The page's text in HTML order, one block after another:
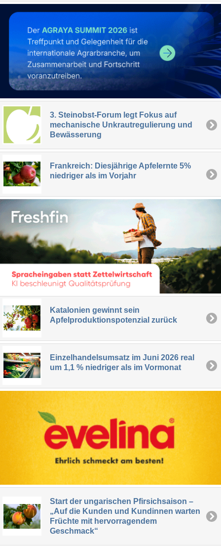
3. Steinobst-Forum legt Fokus auf
mechanische Unkrautregulierung und
Bewässerung
Frankreich: Diesjährige Apfelernte 5%
niedriger als im Vorjahr
Katalonien gewinnt sein
Apfelproduktionspotenzial zurück
Einzelhandelsumsatz im Juni 2026 real
um 1,1 % niedriger als im Vormonat
Start der ungarischen Pfirsichsaison –
„Auf die Kunden und Kundinnen warten
Früchte mit hervorragendem
Geschmack“